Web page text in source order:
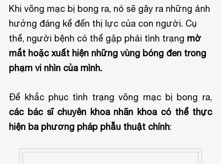
Khi võng mạc bị bong ra, nó sẽ gây ra những ảnh
hưởng đáng kể đến thị lực của con người. Cụ
thể, người bệnh có thể gặp phải tình trạng mờ
mắt hoặc xuất hiện những vùng bóng đen trong
phạm vi nhìn của mình.
Để khắc phục tình trạng võng mạc bị bong ra,
các bác sĩ chuyên khoa nhãn khoa có thể thực
hiện ba phương pháp phẫu thuật chính: